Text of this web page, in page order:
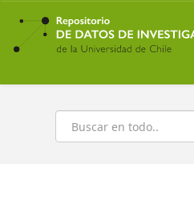
Ir
contenido
principal
Buscar